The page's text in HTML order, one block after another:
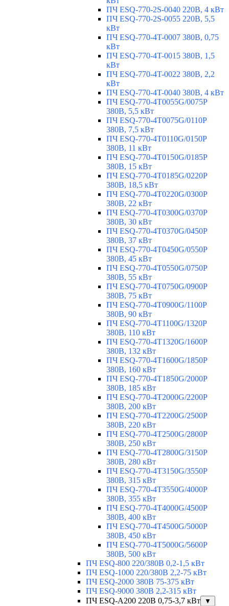
ПЧ ESQ-770-2S-0040 220В, 4 кВт
ПЧ ESQ-770-2S-0055 220В, 5,5
кВт
ПЧ ESQ-770-4T-0007 380В, 0,75
кВт
ПЧ ESQ-770-4T-0015 380В, 1,5
кВт
ПЧ ESQ-770-4T-0022 380В, 2,2
кВт
ПЧ ESQ-770-4T-0040 380В, 4 кВт
ПЧ ESQ-770-4T0055G/0075P
380В, 5,5 кВт
ПЧ ESQ-770-4T0075G/0110P
380В, 7,5 кВт
ПЧ ESQ-770-4T0110G/0150P
380В, 11 кВт
ПЧ ESQ-770-4T0150G/0185P
380В, 15 кВт
ПЧ ESQ-770-4T0185G/0220P
380В, 18,5 кВт
ПЧ ESQ-770-4T0220G/0300P
380В, 22 кВт
ПЧ ESQ-770-4T0300G/0370P
380В, 30 кВт
ПЧ ESQ-770-4T0370G/0450P
380В, 37 кВт
ПЧ ESQ-770-4T0450G/0550P
380В, 45 кВт
ПЧ ESQ-770-4T0550G/0750P
380В, 55 кВт
ПЧ ESQ-770-4T0750G/0900P
380В, 75 кВт
ПЧ ESQ-770-4T0900G/1100P
380В, 90 кВт
ПЧ ESQ-770-4T1100G/1320P
380В, 110 кВт
ПЧ ESQ-770-4T1320G/1600P
380В, 132 кВт
ПЧ ESQ-770-4T1600G/1850P
380В, 160 кВт
ПЧ ESQ-770-4T1850G/2000P
380В, 185 кВт
ПЧ ESQ-770-4T2000G/2200P
380В, 200 кВт
ПЧ ESQ-770-4T2200G/2500P
380В, 220 кВт
ПЧ ESQ-770-4T2500G/2800P
380В, 250 кВт
ПЧ ESQ-770-4T2800G/3150P
380В, 280 кВт
ПЧ ESQ-770-4T3150G/3550P
380В, 315 кВт
ПЧ ESQ-770-4T3550G/4000P
380В, 355 кВт
ПЧ ESQ-770-4T4000G/4500P
380В, 400 кВт
ПЧ ESQ-770-4T4500G/5000P
380В, 450 кВт
ПЧ ESQ-770-4T5000G/5600P
380В, 500 кВт
ПЧ ESQ-800 220/380В 0,2-1,5 кВт
ПЧ ESQ-1000 220/380В 2,2-75 кВт
ПЧ ESQ-2000 380В 75-375 кВт
ПЧ ESQ-9000 380В 2,2-315 кВт
ПЧ ESQ-A200 220В 0,75-3,7 кВт
▼